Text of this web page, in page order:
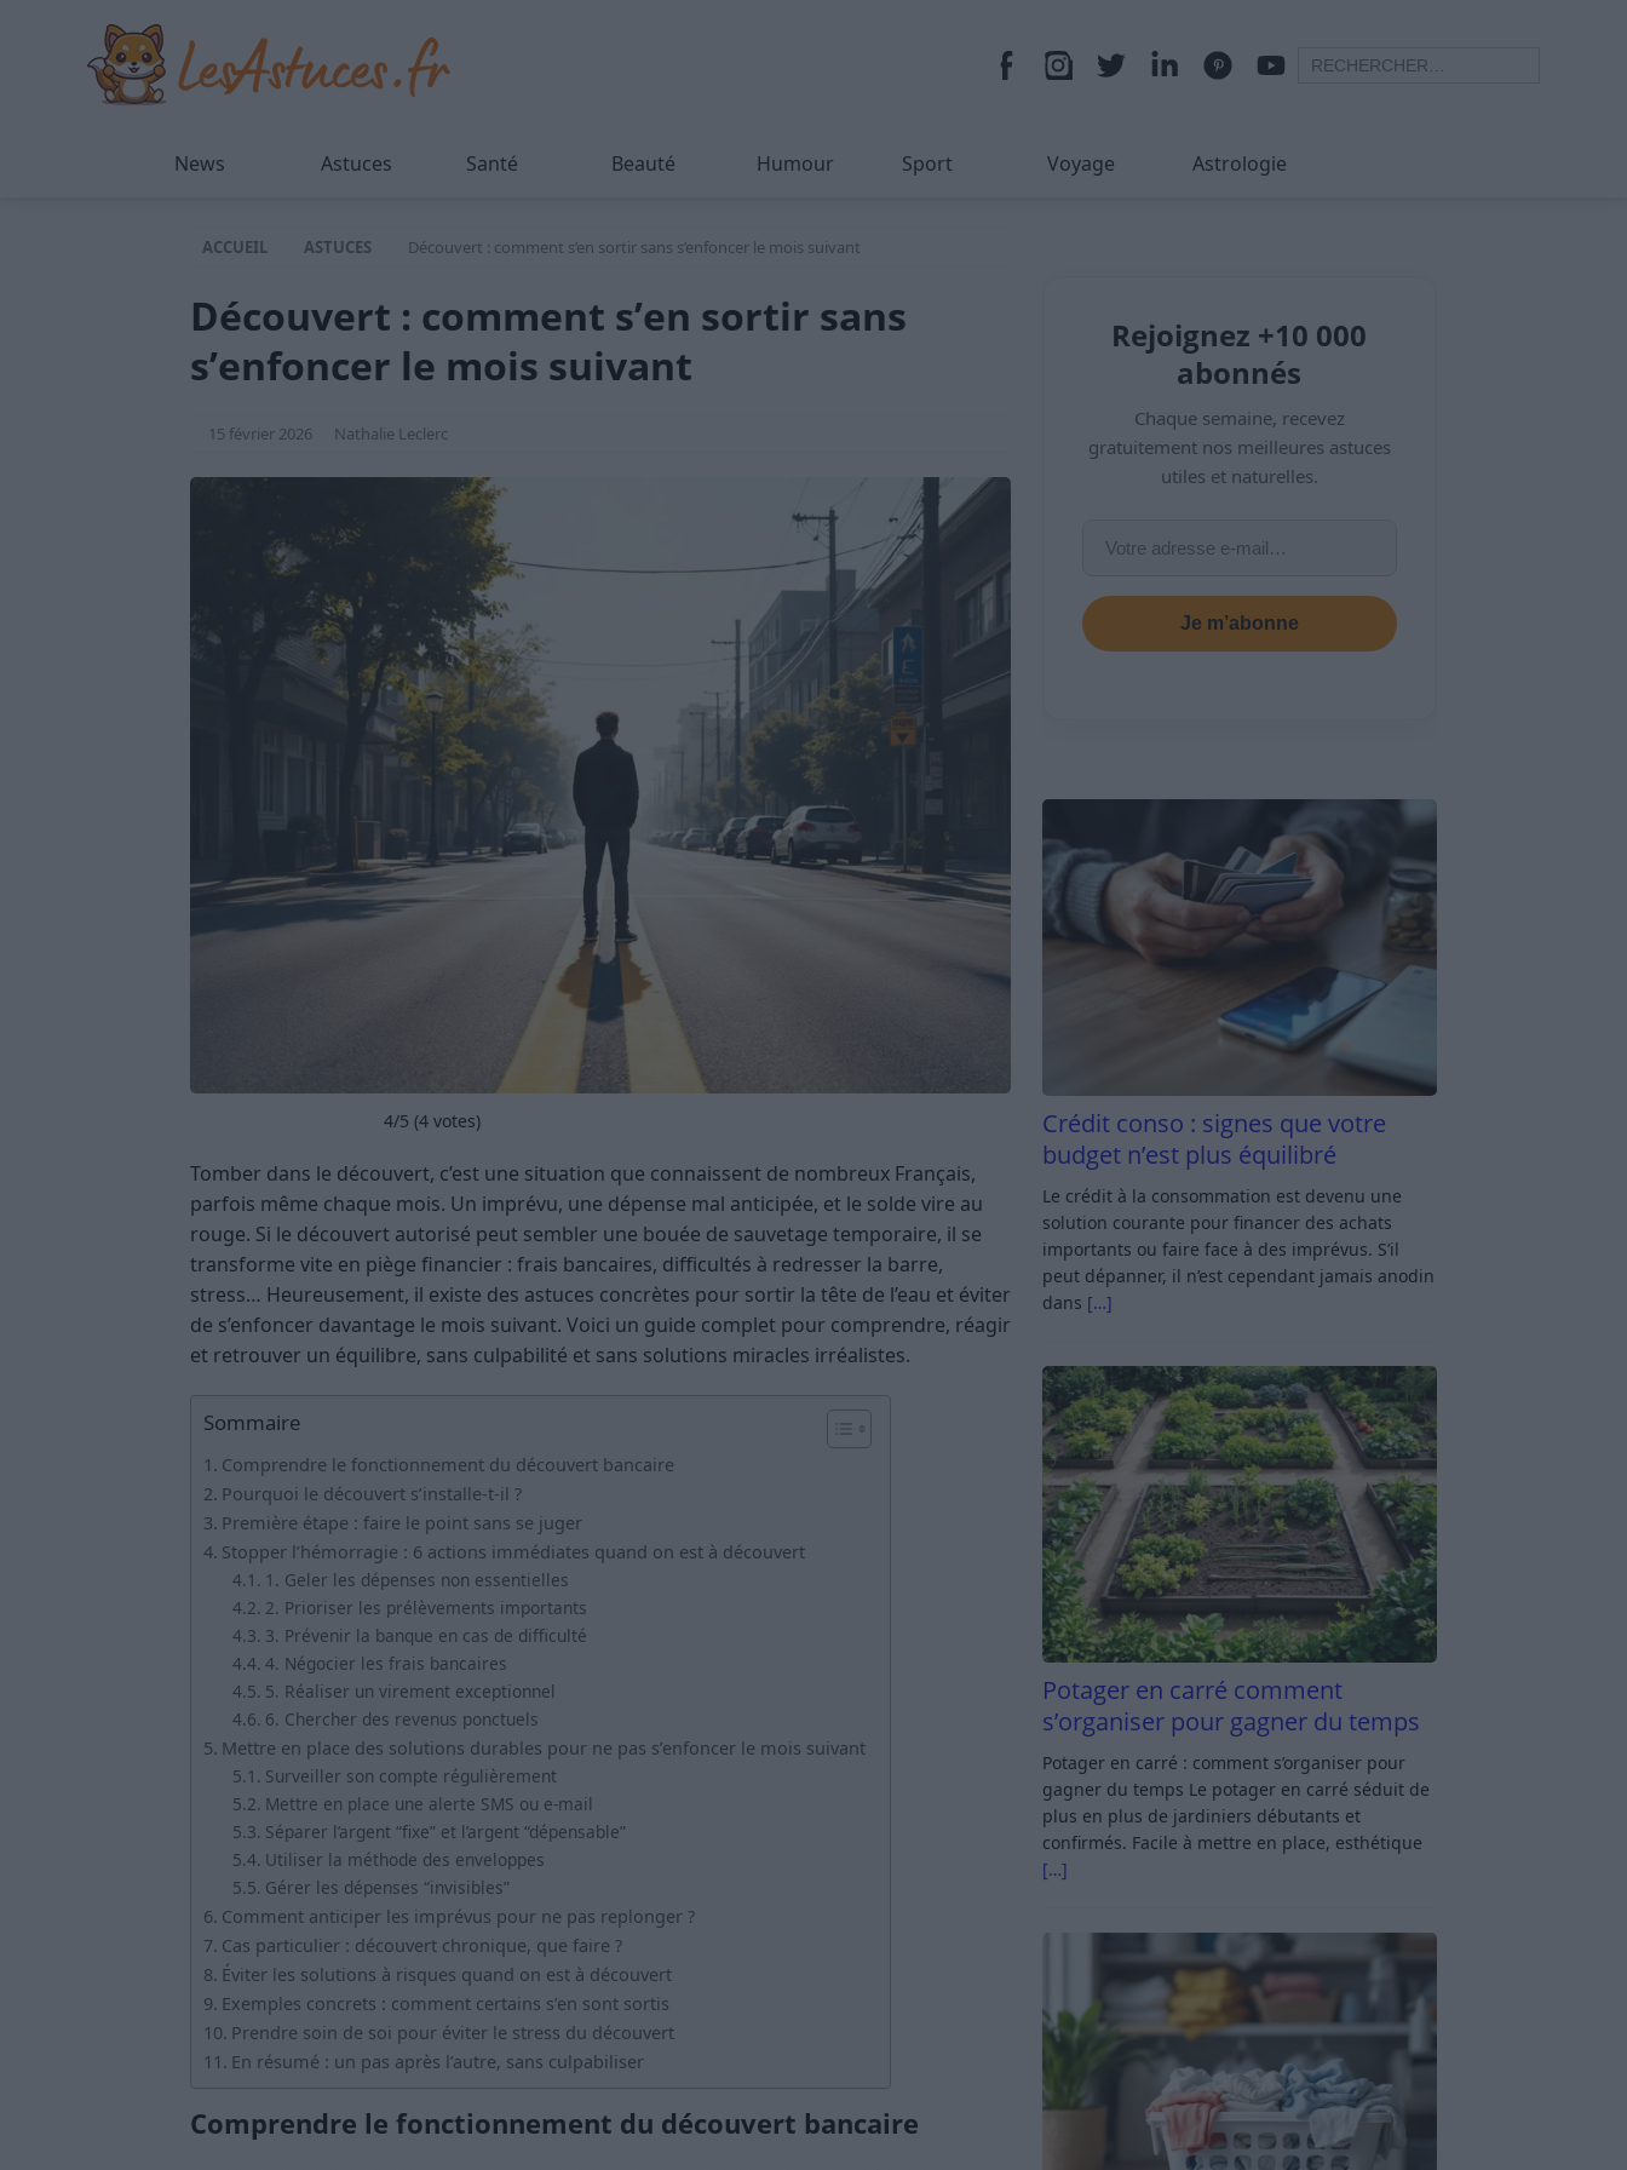
News Astuces Santé Beauté Humour Sport Voyage Astrologie
ACCUEIL ASTUCES Découvert : comment s’en sortir sans s’enfoncer le mois suivant
Découvert : comment s’en sortir sans
s’enfoncer le mois suivant
15 février 2026 Nathalie Leclerc
4/5 (4 votes)
Tomber dans le découvert, c’est une situation que connaissent de nombreux Français,
parfois même chaque mois. Un imprévu, une dépense mal anticipée, et le solde vire au
rouge. Si le découvert autorisé peut sembler une bouée de sauvetage temporaire, il se
transforme vite en piège financier : frais bancaires, difficultés à redresser la barre,
stress… Heureusement, il existe des astuces concrètes pour sortir la tête de l’eau et éviter
de s’enfoncer davantage le mois suivant. Voici un guide complet pour comprendre, réagir
et retrouver un équilibre, sans culpabilité et sans solutions miracles irréalistes.
Sommaire
Comprendre le fonctionnement du découvert bancaire
Pourquoi le découvert s’installe-t-il ?
Première étape : faire le point sans se juger
Stopper l’hémorragie : 6 actions immédiates quand on est à découvert
1. Geler les dépenses non essentielles
2. Prioriser les prélèvements importants
3. Prévenir la banque en cas de difficulté
4. Négocier les frais bancaires
5. Réaliser un virement exceptionnel
6. Chercher des revenus ponctuels
Mettre en place des solutions durables pour ne pas s’enfoncer le mois suivant
Surveiller son compte régulièrement
Mettre en place une alerte SMS ou e-mail
Séparer l’argent “fixe” et l’argent “dépensable”
Utiliser la méthode des enveloppes
Gérer les dépenses “invisibles”
Comment anticiper les imprévus pour ne pas replonger ?
Cas particulier : découvert chronique, que faire ?
Éviter les solutions à risques quand on est à découvert
Exemples concrets : comment certains s’en sont sortis
Prendre soin de soi pour éviter le stress du découvert
En résumé : un pas après l’autre, sans culpabiliser
Comprendre le fonctionnement du découvert bancaire
Rejoignez +10 000
abonnés
Chaque semaine, recevez
gratuitement nos meilleures astuces
utiles et naturelles.
Je m’abonne
Crédit conso : signes que votre
budget n’est plus équilibré
Le crédit à la consommation est devenu une
solution courante pour financer des achats
importants ou faire face à des imprévus. S’il
peut dépanner, il n’est cependant jamais anodin
dans […]
Potager en carré comment
s’organiser pour gagner du temps
Potager en carré : comment s’organiser pour
gagner du temps Le potager en carré séduit de
plus en plus de jardiniers débutants et
confirmés. Facile à mettre en place, esthétique
[…]